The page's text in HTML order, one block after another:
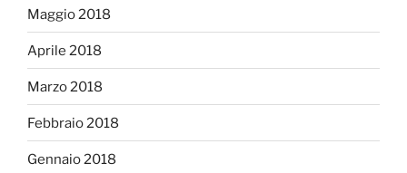
Maggio 2018
Aprile 2018
Marzo 2018
Febbraio 2018
Gennaio 2018